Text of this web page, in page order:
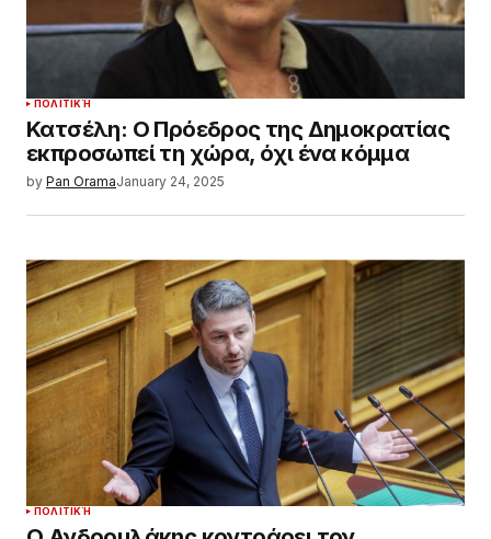
ΠΟΛΙΤΙΚΉ
Κατσέλη: Ο Πρόεδρος της Δημοκρατίας
εκπροσωπεί τη χώρα, όχι ένα κόμμα
by Pan OramaJanuary 24, 2025
ΠΟΛΙΤΙΚΉ